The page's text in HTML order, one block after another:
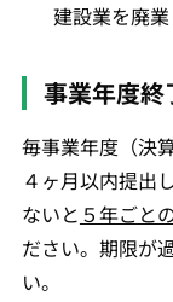
建設業を廃
事業年度終
毎事業年度（決
４ヶ月以内提出
ないと ５年ごと
ださい。期限が
い。